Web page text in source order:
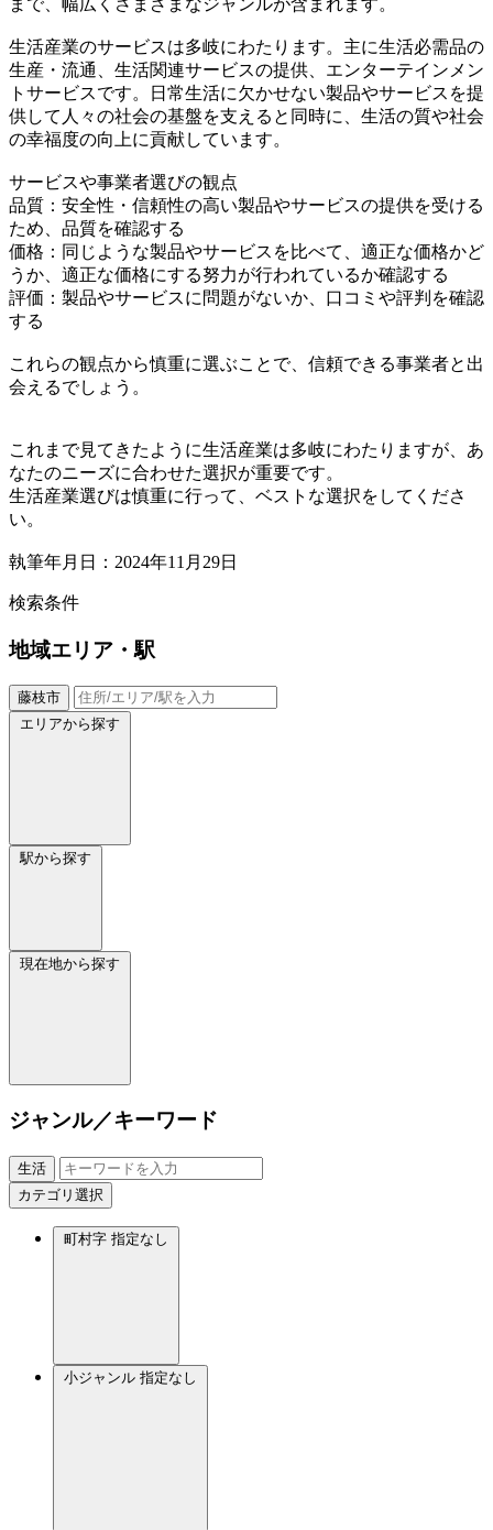
生活産業のサービスは多岐にわたります。主に生活必需品の
生産・流通、生活関連サービスの提供、エンターテインメン
トサービスです。日常生活に欠かせない製品やサービスを提
供して人々の社会の基盤を支えると同時に、生活の質や社会
の幸福度の向上に貢献しています。
サービスや事業者選びの観点
品質：安全性・信頼性の高い製品やサービスの提供を受ける
ため、品質を確認する
価格：同じような製品やサービスを比べて、適正な価格かど
うか、適正な価格にする努力が行われているか確認する
評価：製品やサービスに問題がないか、口コミや評判を確認
する
これらの観点から慎重に選ぶことで、信頼できる事業者と出
会えるでしょう。
これまで見てきたように生活産業は多岐にわたりますが、あ
なたのニーズに合わせた選択が重要です。
生活産業選びは慎重に行って、ベストな選択をしてくださ
い。
執筆年月日：2024年11月29日
検索条件
地域エリア・駅
藤枝市
エリアから探す
駅から探す
現在地から探す
ジャンル／キーワード
生活
カテゴリ選択
町村字 指定なし
小ジャンル 指定なし